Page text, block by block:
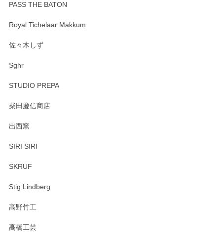
PASS THE BATON
Royal Tichelaar Makkum
佐々木しず
Sghr
STUDIO PREPA
柴田慶信商店
出西窯
SIRI SIRI
SKRUF
Stig Lindberg
高野竹工
高橋工芸